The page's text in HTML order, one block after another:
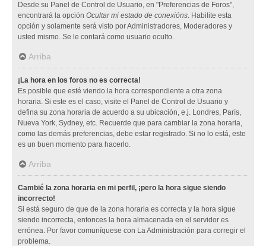
Desde su Panel de Control de Usuario, en "Preferencias de Foros",
encontrará la opción Ocultar mi estado de conexións. Habilite esta
opción y solamente será visto por Administradores, Moderadores y
usted mismo. Se le contará como usuario oculto.
Arriba
¡La hora en los foros no es correcta!
Es posible que esté viendo la hora correspondiente a otra zona
horaria. Si este es el caso, visite el Panel de Control de Usuario y
defina su zona horaria de acuerdo a su ubicación, e.j. Londres, París,
Nueva York, Sydney, etc. Recuerde que para cambiar la zona horaria,
como las demás preferencias, debe estar registrado. Si no lo está, este
es un buen momento para hacerlo.
Arriba
Cambié la zona horaria en mi perfil, ¡pero la hora sigue siendo
incorrecto!
Si está seguro de que de la zona horaria es correcta y la hora sigue
siendo incorrecta, entonces la hora almacenada en el servidor es
errónea. Por favor comuníquese con La Administración para corregir el
problema.